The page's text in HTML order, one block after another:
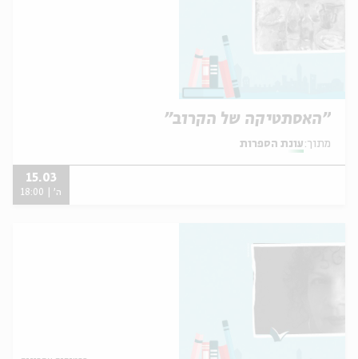
"האסתטיקה של הקרוב"
מתוך: עונת הספרות
15.03
ה' | 18:00